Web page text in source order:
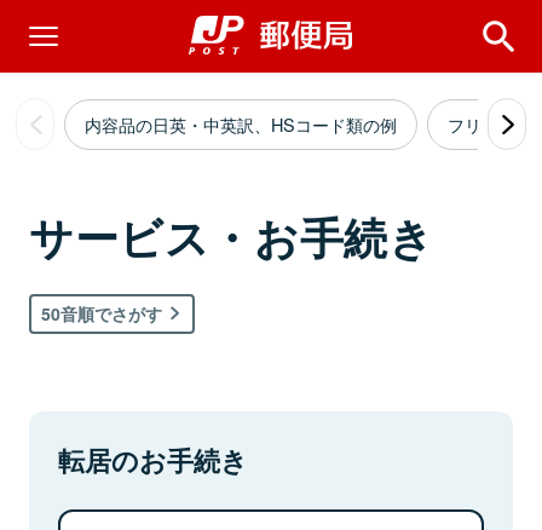
内容品の日英・中英訳、HSコード類の例 フリーイラ
サービス・お手続き
50音順でさがす
転居のお手続き